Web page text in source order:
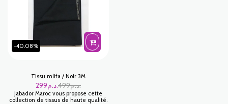
-40.08%
Tissu mlifa / Noir 3M
499 د.م. 299 د.م.
Jabador Maroc vous propose cette
collection de tissus de haute qualité.